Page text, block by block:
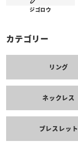
ジゴロウ
カテゴリー
リング
ネックレス
ブレスレット